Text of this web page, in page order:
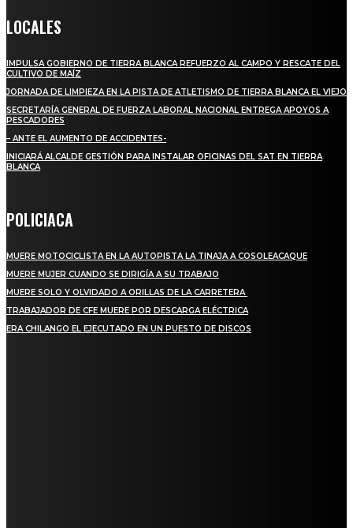
LOCALES
IMPULSA GOBIERNO DE TIERRA BLANCA REFUERZO AL CAMPO Y RESCATE DEL
CULTIVO DE MAÍZ
JORNADA DE LIMPIEZA EN LA PISTA DE ATLETISMO DE TIERRA BLANCA EL VIEJO
SECRETARÍA GENERAL DE FUERZA LABORAL NACIONAL ENTREGA APOYOS A
PESCADORES
– ANTE EL AUMENTO DE ACCIDENTES-
INICIARÁ ALCALDE GESTIÓN PARA INSTALAR OFICINAS DEL SAT EN TIERRA
BLANCA
POLICIACA
MUERE MOTOCICLISTA EN LA AUTOPISTA LA TINAJA A COSOLEACAQUE
MUERE MUJER CUANDO SE DIRIGÍA A SU TRABAJO
MUERE SOLO Y OLVIDADO A ORILLAS DE LA CARRETERA
TRABAJADOR DE CFE MUERE POR DESCARGA ELÉCTRICA
ERA CHILANGO EL EJECUTADO EN UN PUESTO DE DISCOS